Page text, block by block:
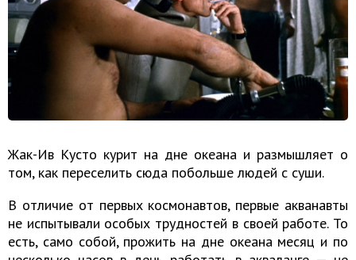
Жак-Ив Кусто курит на дне океана и размышляет о
том, как переселить сюда побольше людей с суши.
В отличие от первых космонавтов, первые акванавты
не испытывали особых трудностей в своей работе. То
есть, само собой, прожить на дне океана месяц и по